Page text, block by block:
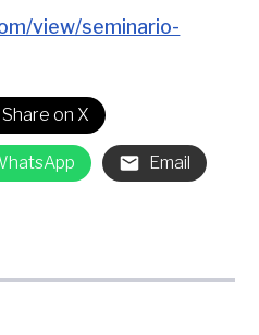
view/seminario-
Share on X
Email